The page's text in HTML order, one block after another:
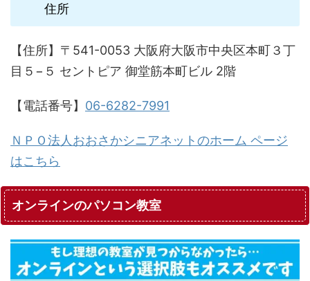
住所
【住所】〒541-0053 大阪府大阪市中央区本町３丁
目５−５ セントピア 御堂筋本町ビル 2階
【電話番号】 06-6282-7991
ＮＰＯ法人おおさかシニアネットのホーム ページ
はこちら
オンラインのパソコン教室